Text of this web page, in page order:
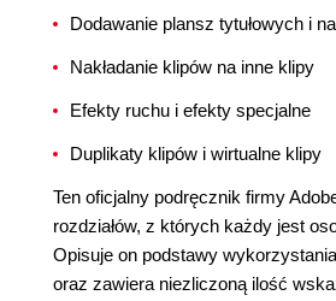
Dodawanie plansz tytułowych i
Nakładanie klipów na inne klipy
Efekty ruchu i efekty specjalne
Duplikaty klipów i wirtualne klipy
Ten oficjalny podręcznik firmy
rozdziałów, z których każdy jest
Opisuje on podstawy
oraz zawiera niezliczoną ilość